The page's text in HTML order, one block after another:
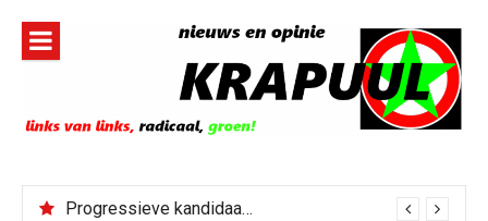
inhoud
Progressieve kandidaat El-Sayed senaatskandidaat Michigan